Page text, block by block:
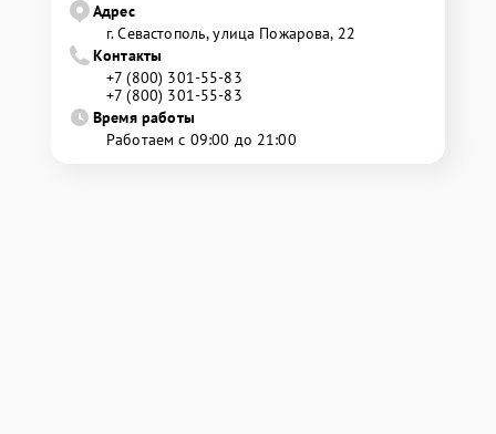
Адрес
г. Севастополь, улица Пожарова, 22
Контакты
+7 (800) 301-55-83
+7 (800) 301-55-83
Время работы
Работаем с 09:00 до 21:00